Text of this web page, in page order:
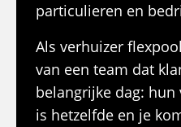
particulieren en
Als verhuizer
van een team dat
belangrijke dag: hun
is hetzelfde en je